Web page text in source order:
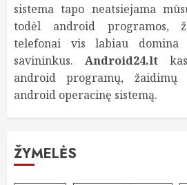
sistema tapo neatsiejama
todėl android programos,
telefonai vis labiau domina
savininkus. Android24.lt
android programų,
android operacinę sistemą.
ŽYMELĖS